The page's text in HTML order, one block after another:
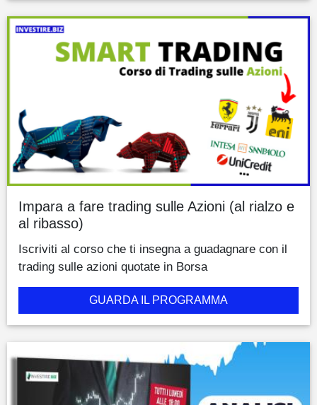
Impara a fare trading sulle Azioni (al rialzo e
al ribasso)
Iscriviti al corso che ti insegna a guadagnare con il
trading sulle azioni quotate in Borsa
GUARDA IL PROGRAMMA